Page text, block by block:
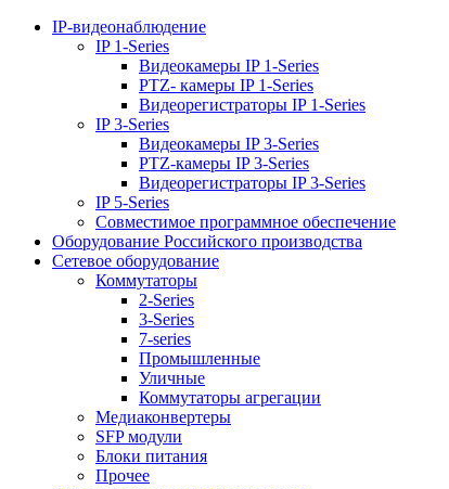
IP-видеонаблюдение
IP 1-Series
Видеокамеры IP 1-Series
PTZ- камеры IP 1-Series
Видеорегистраторы IP 1-Series
IP 3-Series
Видеокамеры IP 3-Series
PTZ-камеры IP 3-Series
Видеорегистраторы IP 3-Series
IP 5-Series
Совместимое программное обеспечение
Оборудование Российского производства
Сетевое оборудование
Коммутаторы
2-Series
3-Series
7-series
Промышленные
Уличные
Коммутаторы агрегации
Медиаконвертеры
SFP модули
Блоки питания
Прочее